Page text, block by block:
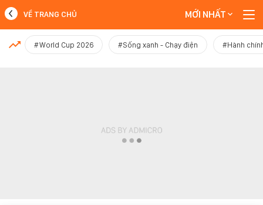
MỚI NHẤT
VỀ TRANG CHỦ MỚI NHẤT
#World Cup 2026 #Sống xanh - Chạy điện #Hành